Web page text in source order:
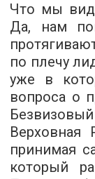
Что мы
Да, нам
по плечу
уже в
вопроса о
Верховная
принимая
который